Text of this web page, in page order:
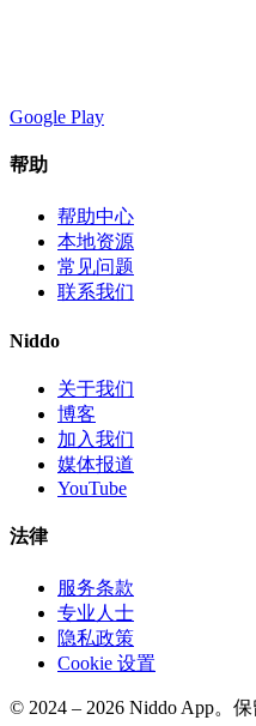
Google Play
帮助
帮助中心
本地资源
常见问题
联系我们
Niddo
关于我们
博客
加入我们
媒体报道
YouTube
法律
服务条款
专业人士
隐私政策
Cookie 设置
© 2024 – 2026 Niddo App。保